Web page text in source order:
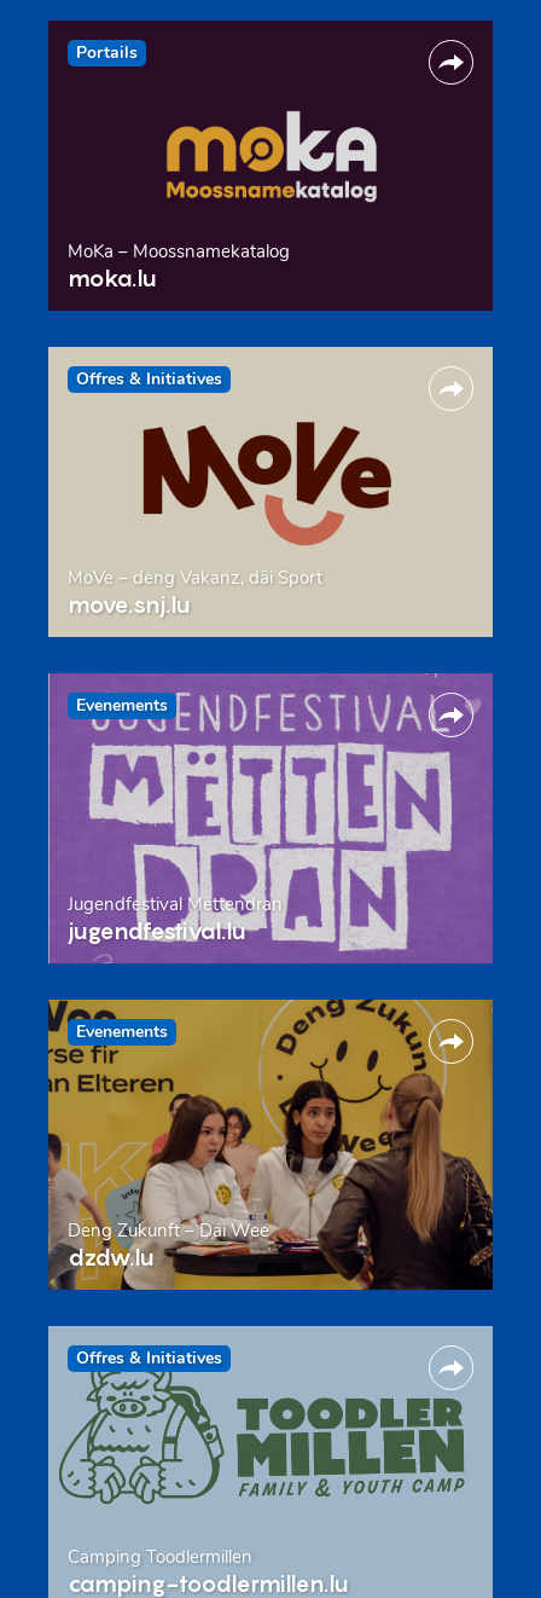
Portails
MoKa – Moossnamekatalog
moka.lu
Offres & Initiatives
MoVe – deng Vakanz, däi Sport
move.snj.lu
Evenements
Jugendfestival Mëttendran
jugendfestival.lu
Evenements
Deng Zukunft – Däi Wee
dzdw.lu
Offres & Initiatives
Camping Toodlermillen
camping-toodlermillen.lu